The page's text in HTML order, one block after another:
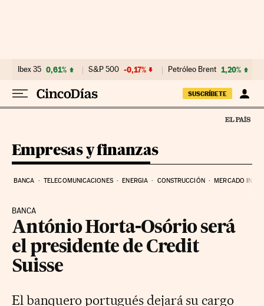
Ibex 35 0,61% S&P 500 -0,17% Petróleo Brent 1,20%
SUSCRÍBETE
Empresas y finanzas
BANCA TELECOMUNICACIONES ENERGIA CONSTRUCCIÓN MERCADO
BANCA
António Horta-Osório será
el presidente de Credit
Suisse
El banquero portugués dejará su cargo